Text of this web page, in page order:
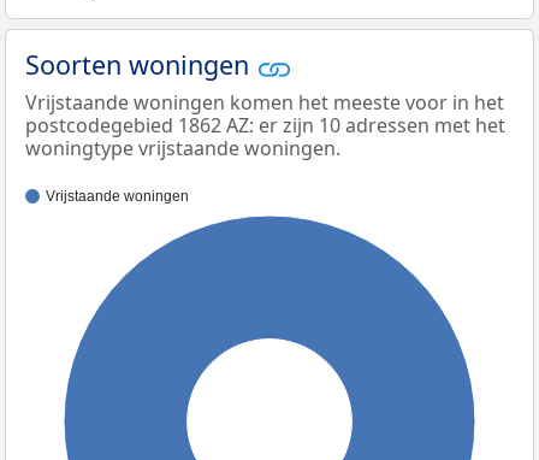
Soorten woningen
Vrijstaande woningen komen het meeste voor in het
postcodegebied 1862 AZ: er zijn 10 adressen met het
woningtype vrijstaande woningen.
Vrijstaande woningen